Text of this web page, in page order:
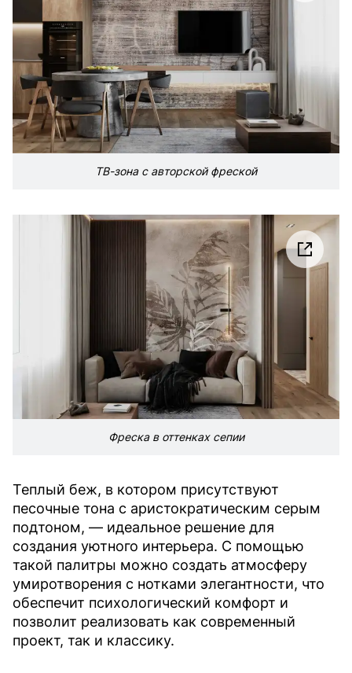
ТВ-зона с авторской фреской
Фреска в оттенках сепии
Теплый беж, в котором присутствуют
песочные тона с аристократическим серым
подтоном, — идеальное решение для
создания уютного интерьера. С помощью
такой палитры можно создать атмосферу
умиротворения с нотками элегантности, что
обеспечит психологический комфорт и
позволит реализовать как современный
проект, так и классику.